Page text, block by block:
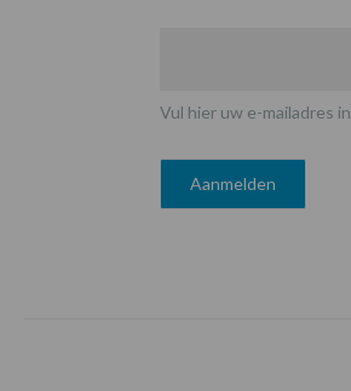
Vul hier uw e-mailadres in